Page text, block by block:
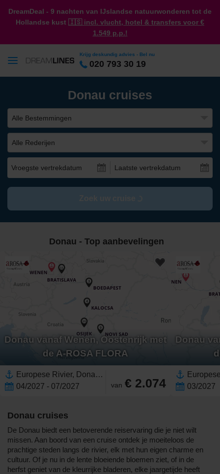
DreamDeal - 9 nachten van IJslandse natuurwonderen tot de
Hollandse kust 🇮🇸 incl. vlucht, hotel & transfers voor €
1.549 p.p.!
Krijg deskundig advies - Bel nu
020 793 30 19
Donau cruises
Alle Bestemmingen
Alle Rederijen
Vroegste vertrekdatum Laatste vertrekdatum
Donau - Top aanbevelingen
Donau vanaf Wenen, Oostenrijk met
de A-ROSA FLORA
Europese Rivier, Donau,Europa,Oost-Europa,Hongarije,Servië,Kroatië,Slowakije,Oostenrijk,West-Europa
04/2027 - 07/2027
van € 2.074
Donau
03/2027
Donau cruises
De Donau biedt een betoverende reiservaring die je niet wilt
missen. Aan boord van een cruise ontdek je moeiteloos de
prachtige steden langs de rivier, elk met hun eigen charme en
cultuur. Of je nu in de lente bloeiende bloemen ziet, of in de
herfst geniet van de kleurrijke bladeren, elke jaargetijde heeft